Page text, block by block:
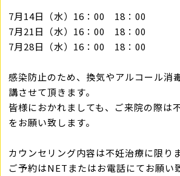
7月14日（水）16：00 18：00
7月21日（水）16：00 18：00
7月28日（水）16：00 18：00
感染防止のため、換気やアルコール消
講させて頂きます。
皆様におかれましても、ご来院の際は
をお願い致します。
カウンセリング内容は不妊治療に限り
ご予約はNETまたはお電話にてお願い